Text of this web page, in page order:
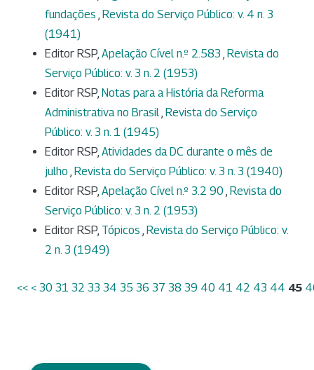
fundações , Revista do Serviço Público: v. 4 n. 3
(1941)
Editor RSP, Apelação Cível n.º 2.583 , Revista do
Serviço Público: v. 3 n. 2 (1953)
Editor RSP, Notas para a História da Reforma
Administrativa no Brasil, Revista do Serviço
Público: v. 3 n. 1 (1945)
Editor RSP, Atividades da DC durante o mês de
julho , Revista do Serviço Público: v. 3 n. 3 (1940)
Editor RSP, Apelação Cível n.º 3.2 90 , Revista do
Serviço Público: v. 3 n. 2 (1953)
Editor RSP, Tópicos , Revista do Serviço Público: v.
2 n. 3 (1949)
<< < 30 31 32 33 34 35 36 37 38 39 40 41 42 43 44 45